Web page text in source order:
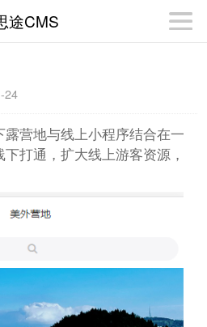
途CMS
24
营地与线上小程序结合在一
打通，扩大线上游客资源，